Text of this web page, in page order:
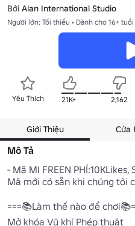
Bởi Alan International Studio
Người lớn: Tối thiểu • Dành cho 16+ tuổi
Yêu Thích 21K+ 2,162
Giới Thiệu Cửa
Mô Tả
- Mã MI FREEN PHÍ:10KLikes,
Mã mới có sẵn khi chúng tôi
===📚Làm thế nào để
Mở khóa Vũ khí Phép thuật